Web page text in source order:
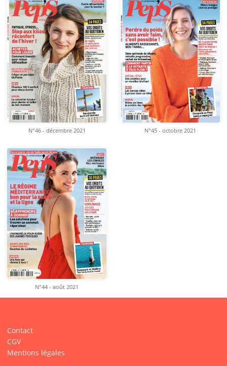
N°46 - décembre 2021 N°45 - octobre 2021
N°44 - août 2021
Contact
CGV
Mentions légales